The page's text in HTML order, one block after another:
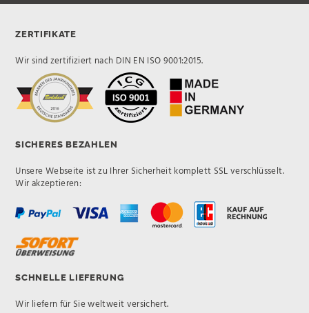
ZERTIFIKATE
Wir sind zertifiziert nach DIN EN ISO 9001:2015.
SICHERES BEZAHLEN
Unsere Webseite ist zu Ihrer Sicherheit komplett SSL verschlüsselt.
Wir akzeptieren:
SCHNELLE LIEFERUNG
Wir liefern für Sie weltweit versichert.